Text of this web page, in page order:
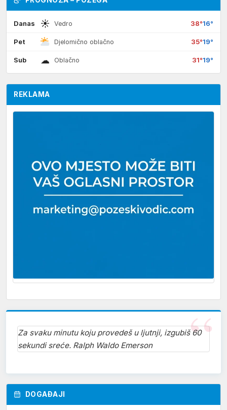
Danas ☀ Vedro 38°16°
Pet Djelomično oblačno 35°19°
Sub ☁ Oblačno 31°19°
REKLAMA
Za svaku minutu koju provedeš u ljutnji, izgubiš 60
sekundi sreće. Ralph Waldo Emerson
DOGAĐAJI